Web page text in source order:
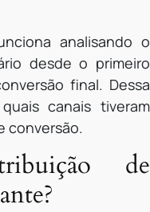
analisando o
desde o primeiro
final. Dessa
canais tiveram
conversão.
de